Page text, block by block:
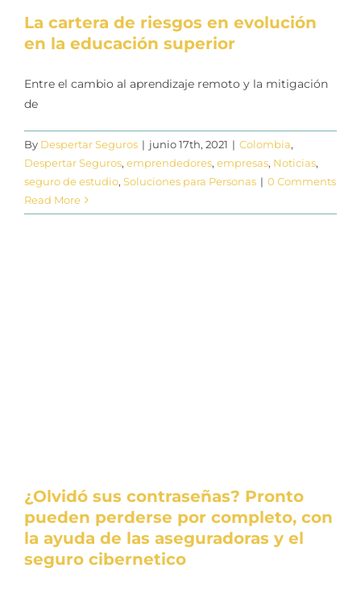
La cartera de riesgos en evolución
en la educación superior
Entre el cambio al aprendizaje remoto y la mitigación
de
By Despertar Seguros | junio 17th, 2021 | Colombia,
Despertar Seguros, emprendedores, empresas, Noticias,
seguro de estudio, Soluciones para Personas | 0 Comments
Read More
¿Olvidó sus contraseñas? Pronto
pueden perderse por completo, con
la ayuda de las aseguradoras y el
seguro cibernetico